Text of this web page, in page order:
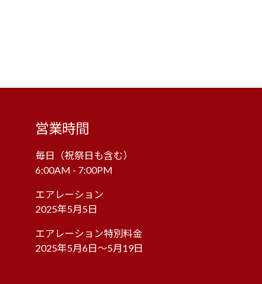
営業時間
毎日（祝祭日も含む）
6:00AM - 7:00PM
エアレーション
2025年5月5日
エアレーション特別料金
2025年5月6日～5月19日